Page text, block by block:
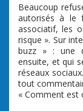
Beaucoup
autorisés à le
associatif, les
risque ». Sur
buzz » : une
ensuite, et qui
réseaux
tout
« Comment est